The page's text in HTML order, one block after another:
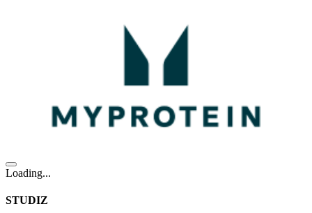
Loading...
STUDIZ